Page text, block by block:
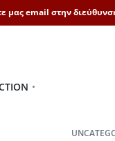
μας email στην